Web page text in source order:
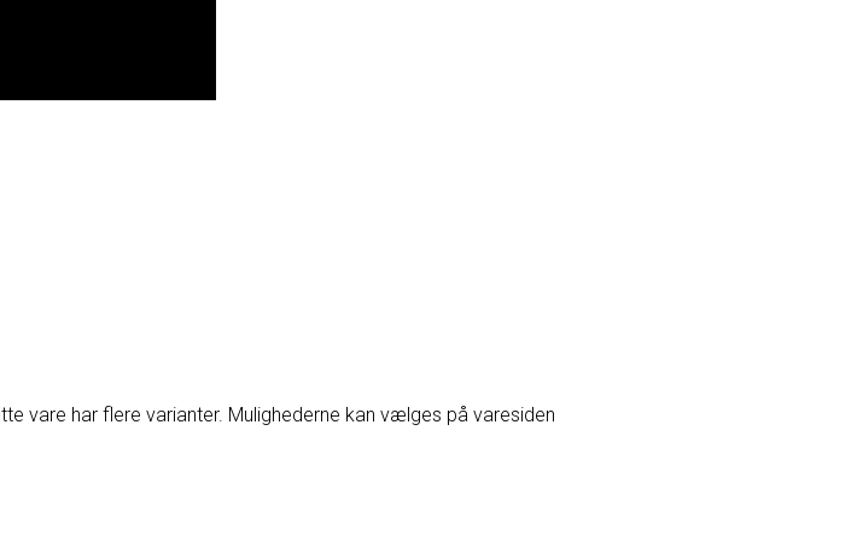
vare har flere varianter. Mulighederne kan vælges på varesiden